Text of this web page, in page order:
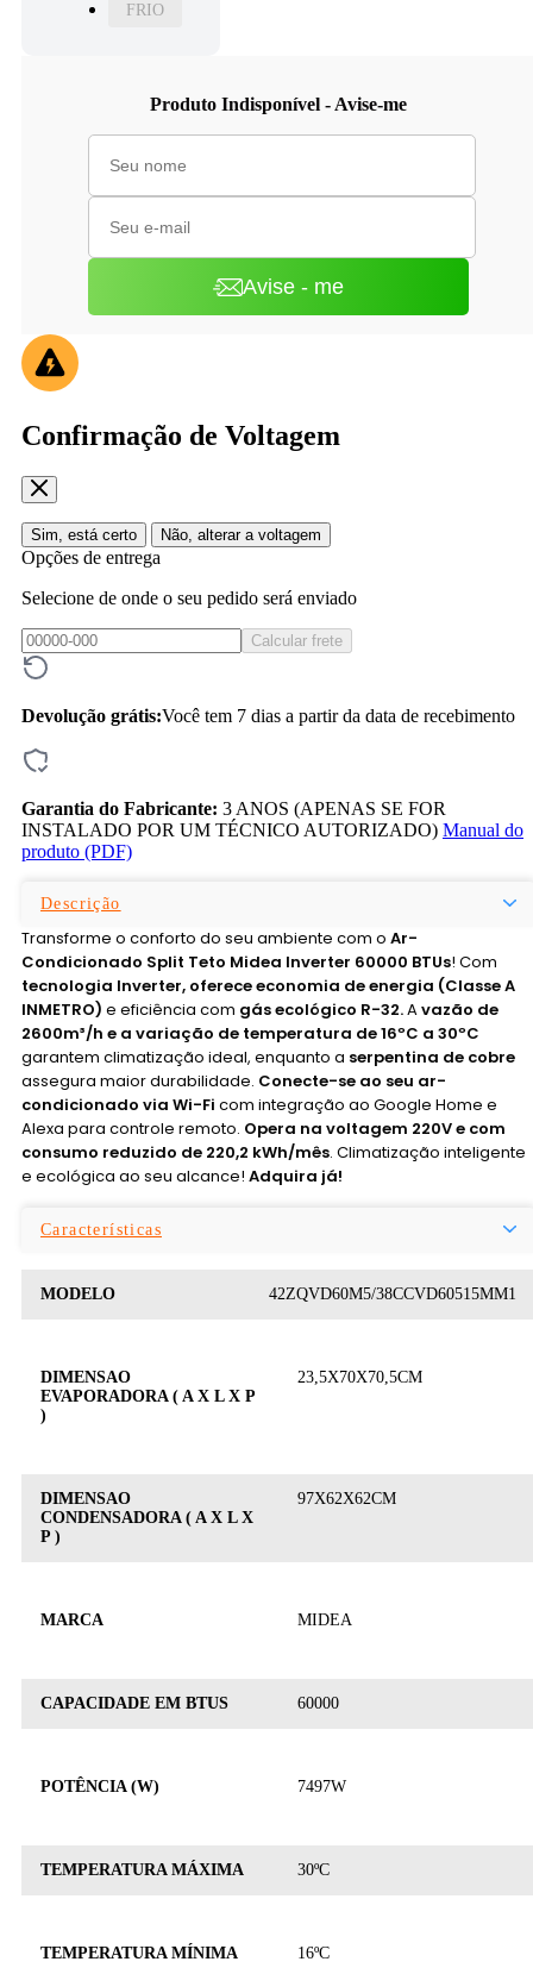
Produto Indisponível - Avise-me
Avise - me
FRIO
Confirmação de Voltagem
Sim, está certo Não, alterar a voltagem
Opções de entrega
Selecione de onde o seu pedido será enviado
Calcular frete
Devolução grátis:Você tem 7 dias a partir da data de recebimento
Garantia do Fabricante: 3 ANOS (APENAS SE FOR
INSTALADO POR UM TÉCNICO AUTORIZADO) Manual do
produto (PDF)
Descrição
Transforme o conforto do seu ambiente com o Ar-
Condicionado Split Teto Midea Inverter 60000 BTUs! Com
tecnologia Inverter, oferece economia de energia (Classe A
INMETRO) e eficiência com gás ecológico R-32.Avazão de
2600m³/h e a variação de temperatura de 16ºC a 30ºC
garantem climatização ideal, enquanto a serpentina de cobre
assegura maior durabilidade. Conecte-se ao seu ar-
condicionado via Wi-Fi com integração ao Google Home e
Alexa para controle remoto. Opera na voltagem 220V e com
consumo reduzido de 220,2 kWh/mês. Climatização inteligente
e ecológica ao seu alcance! Adquira já!
Características
MODELO 42ZQVD60M5/38CCVD60515MM1
DIMENSAO
EVAPORADORA ( A X L X P
)
23,5X70X70,5CM
DIMENSAO
CONDENSADORA ( A X L X
P )
97X62X62CM
MARCA MIDEA
CAPACIDADE EM BTUS 60000
POTÊNCIA (W) 7497W
TEMPERATURA MÁXIMA 30ºC
TEMPERATURA MÍNIMA 16ºC